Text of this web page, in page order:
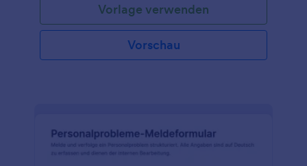
Vorlage verwenden
Vorschau